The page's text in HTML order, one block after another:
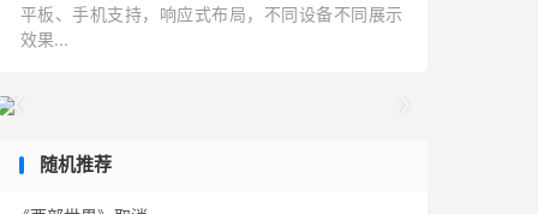
平板、手机支持，响应式布局，不同设备不同展示
效果...

随机推荐